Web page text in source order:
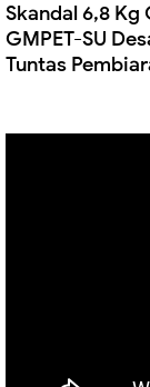
Skandal 6,8
GMPET-SU
Tuntas